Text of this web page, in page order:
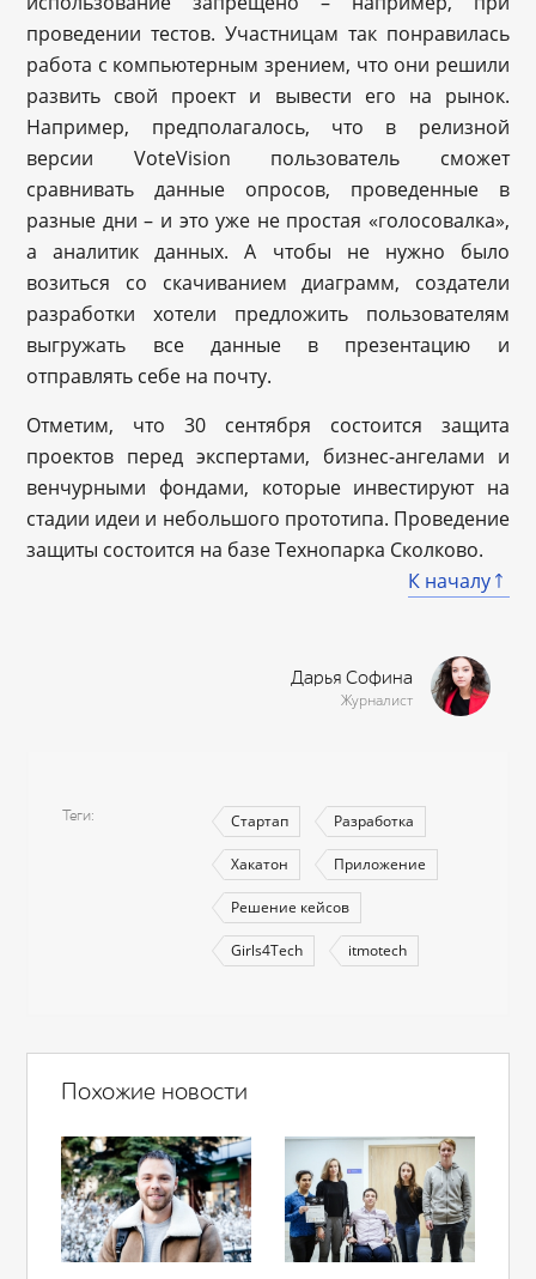
проведении тестов. Участницам так понравилась
работа с компьютерным зрением, что они решили
развить свой проект и вывести его на рынок.
Например, предполагалось, что в релизной
версии VoteVision пользователь сможет
сравнивать данные опросов, проведенные в
разные дни – и это уже не простая «голосовалка»,
а аналитик данных. А чтобы не нужно было
возиться со скачиванием диаграмм, создатели
разработки хотели предложить пользователям
выгружать все данные в презентацию и
отправлять себе на почту.
Отметим, что 30 сентября состоится защита
проектов перед экспертами, бизнес-ангелами и
венчурными фондами, которые инвестируют на
стадии идеи и небольшого прототипа. Проведение
защиты состоится на базе Технопарка Сколково.
К началу
Дарья Софина
Журналист
Теги Стартап Разработка
Хакатон Приложение
Решение кейсов
Girls4Tech itmotech
Похожие новости